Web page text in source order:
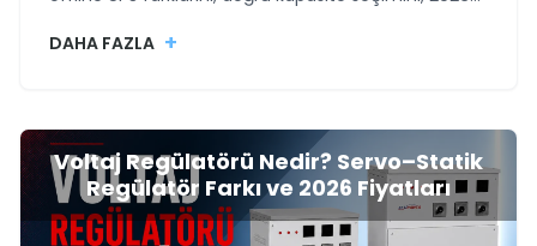
süreçlerini Elsipower rehberiyle öğrenin.
DAHA FAZLA +
Voltaj Regülatörü Nedir? Servo–Statik
Regülatör Farkı ve 2026 Fiyatları